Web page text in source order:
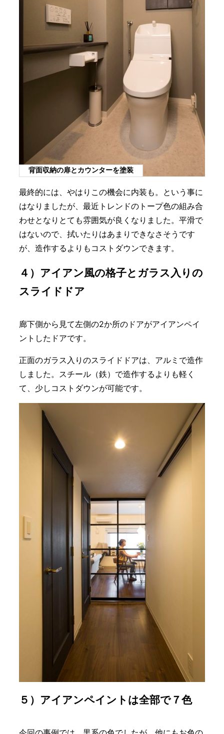
背面収納の扉とカウンターを塗装
最終的には、やはりこの機会に内装も。という事に
はなりましたが、最近トレンドのトープ色の組み合
わせとなりとても雰囲気が良くなりました。平滑で
はないので、拭いたりはあまりできなさそうです
が、造作するよりもコストダウンできます。
４）アイアン風の格子とガラス入りの
スライドドア
廊下側から見て左側の2か所のドアがアイアンペイ
ントしたドアです。
正面のガラス入りのスライドドアは、アルミで造作
しました。スチール（鉄）で造作するよりも軽く
て、少しコストダウンが可能です。
５）アイアンペイントは全部で７色